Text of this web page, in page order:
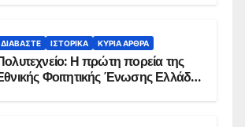
ΔΙΑΒΆΣΤΕ ΙΣΤΟΡΙΚΆ ΚΥΡΙΑ ΑΡΘΡΑ
Η πρώτη πορεία της
Φοιτητικής Ένωσης Ελλάδος